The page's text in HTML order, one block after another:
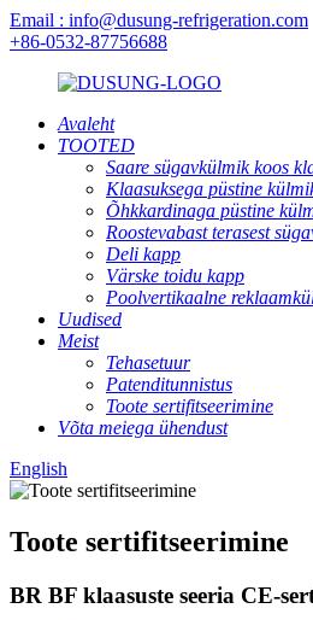
Email : info@dusung-refrigeration.com
+86-0532-87756688
Avaleht
TOOTED
Saare sügavkülmik koos
Klaasuksega püstine
Õhkkardinaga püstine
Roostevabast terasest
Deli kapp
Värske toidu kapp
Poolvertikaalne
Uudised
Meist
Tehasetuur
Patenditunnistus
Toote sertifitseerimine
Võta meiega ühendust
English
Toote sertifitseerimine
BR BF klaasuste seeria CE-